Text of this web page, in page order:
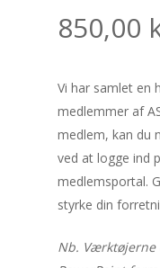
850,00
Vi har samlet en
medlemmer af
medlem, kan du
ved at logge ind
medlemsportal.
styrke din
Nb. Værktøjerne